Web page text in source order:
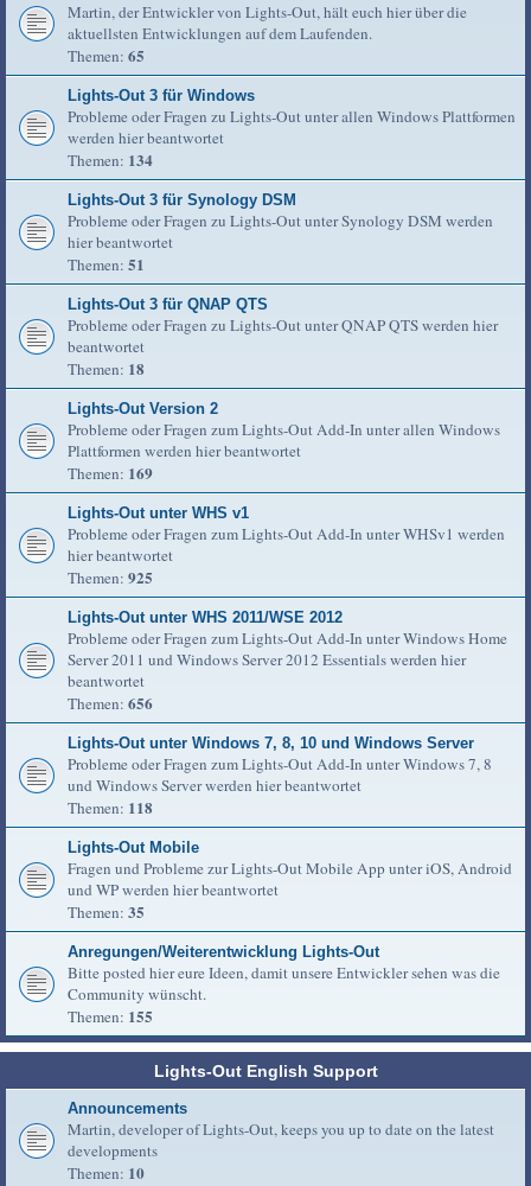
Martin, der Entwickler von Lights-Out, hält euch hier über die
aktuellsten Entwicklungen auf dem Laufenden.
Themen: 65
Lights-Out 3 für Windows
Probleme oder Fragen zu Lights-Out unter allen Windows Plattformen
werden hier beantwortet
Themen: 134
Lights-Out 3 für Synology DSM
Probleme oder Fragen zu Lights-Out unter Synology DSM werden
hier beantwortet
Themen: 51
Lights-Out 3 für QNAP QTS
Probleme oder Fragen zu Lights-Out unter QNAP QTS werden hier
beantwortet
Themen: 18
Lights-Out Version 2
Probleme oder Fragen zum Lights-Out Add-In unter allen Windows
Plattformen werden hier beantwortet
Themen: 169
Lights-Out unter WHS v1
Probleme oder Fragen zum Lights-Out Add-In unter WHSv1 werden
hier beantwortet
Themen: 925
Lights-Out unter WHS 2011/WSE 2012
Probleme oder Fragen zum Lights-Out Add-In unter Windows Home
Server 2011 und Windows Server 2012 Essentials werden hier
beantwortet
Themen: 656
Lights-Out unter Windows 7, 8, 10 und Windows Server
Probleme oder Fragen zum Lights-Out Add-In unter Windows 7, 8
und Windows Server werden hier beantwortet
Themen: 118
Lights-Out Mobile
Fragen und Probleme zur Lights-Out Mobile App unter iOS, Android
und WP werden hier beantwortet
Themen: 35
Anregungen/Weiterentwicklung Lights-Out
Bitte posted hier eure Ideen, damit unsere Entwickler sehen was die
Community wünscht.
Themen: 155
Lights-Out English Support
Announcements
Martin, developer of Lights-Out, keeps you up to date on the latest
developments
Themen: 10